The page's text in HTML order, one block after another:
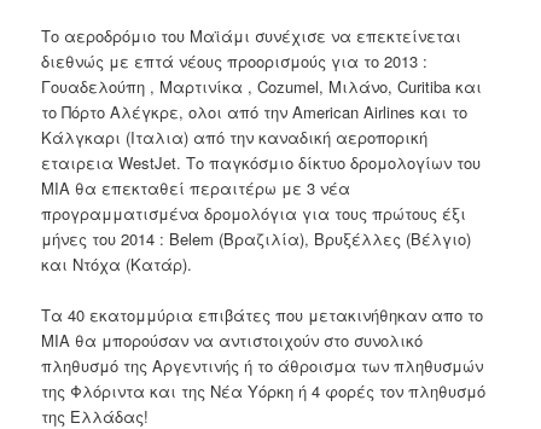
Το αεροδρόμιο του Μαϊάμι συνέχισε να επεκτείνεται
διεθνώς με επτά νέους προορισμούς για το 2013 :
Γουαδελούπη , Μαρτινίκα , Cozumel, Μιλάνο, Curitiba και
το Πόρτο Αλέγκρε, ολοι από την American Airlines και το
Κάλγκαρι (Ιταλια) από την καναδική αεροπορική
εταιρεια WestJet. Το παγκόσμιο δίκτυο δρομολογίων του
MIA θα επεκταθεί περαιτέρω με 3 νέα
προγραμματισμένα δρομολόγια για τους πρώτους έξι
μήνες του 2014 : Belem (Βραζιλία), Βρυξέλλες (Βέλγιο)
και Ντόχα (Κατάρ).
Τα 40 εκατομμύρια επιβάτες που μετακινήθηκαν απο το
ΜΙΑ θα μπορούσαν να αντιστοιχούν στο συνολικό
πληθυσμό της Αργεντινής ή το άθροισμα των πληθυσμών
της Φλόριντα και της Νέα Υόρκη ή 4 φορές τον πληθυσμό
της Ελλάδας!